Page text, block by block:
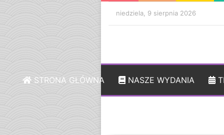
niedziela, 9 sierpnia 2026
STRONA GŁÓWNA NASZE WYDANIA